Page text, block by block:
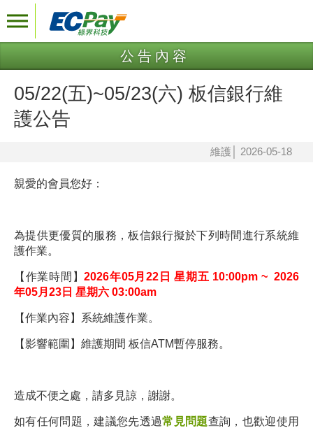
公告內容
05/22(五)~05/23(六) 板信銀行維
護公告
維護 2026-05-18
親愛的會員您好：
為提供更優質的服務，板信銀行擬於下列時間進行系統維
護作業。
【作業時間】2026年05月22日 星期五 10:00pm ~ 2026
年05月23日 星期六 03:00am
【作業內容】系統維護作業。
【影響範圍】維護期間 板信ATM暫停服務。
造成不便之處，請多見諒，謝謝。
如有任何問題，建議您先透過常見問題查詢，也歡迎使用